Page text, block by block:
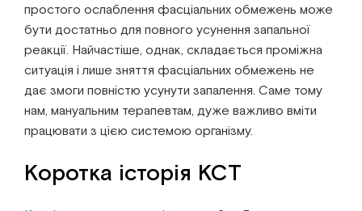
простого ослаблення фасціальних обмежень може
бути достатньо для повного усунення запальної
реакції. Найчастіше, однак, складається проміжна
ситуація і лише зняття фасціальних обмежень не
дає змоги повністю усунути запалення. Саме тому
нам, мануальним терапевтам, дуже важливо вміти
працювати з цією системою організму.
Коротка історія КСТ